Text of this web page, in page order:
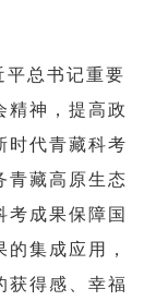
平总书记重要
精神，提高政
时代青藏科考
青藏高原生态
考成果保障国
集成应用，
获得感、幸福